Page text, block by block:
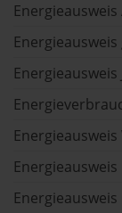
Energieausweis